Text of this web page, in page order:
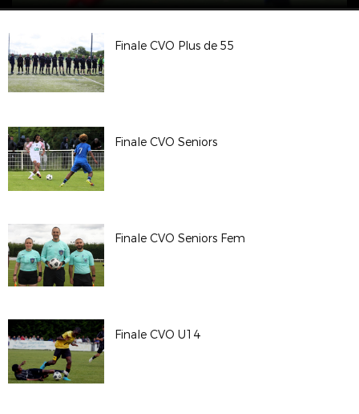
Finale CVO Plus de 55
Finale CVO Seniors
Finale CVO Seniors Fem
Finale CVO U14